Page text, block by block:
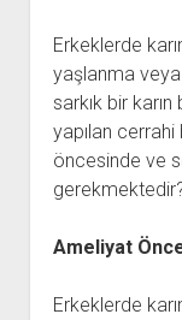
Erkeklerde
yaşlanma
sarkık bir
yapılan
öncesinde ve
Ameliyat
Erkeklerde